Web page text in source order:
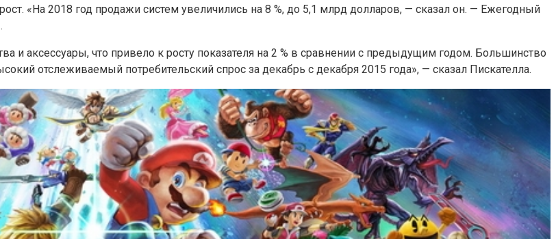
«На 2018 год продажи систем увеличились на 8 %, до 5,1 млрд долларов, — сказал он. — Ежегодный
и аксессуары, что привело к росту показателя на 2 % в сравнении с предыдущим годом. Большинство
отслеживаемый потребительский спрос за декабрь с декабря 2015 года», — сказал Пискателла.